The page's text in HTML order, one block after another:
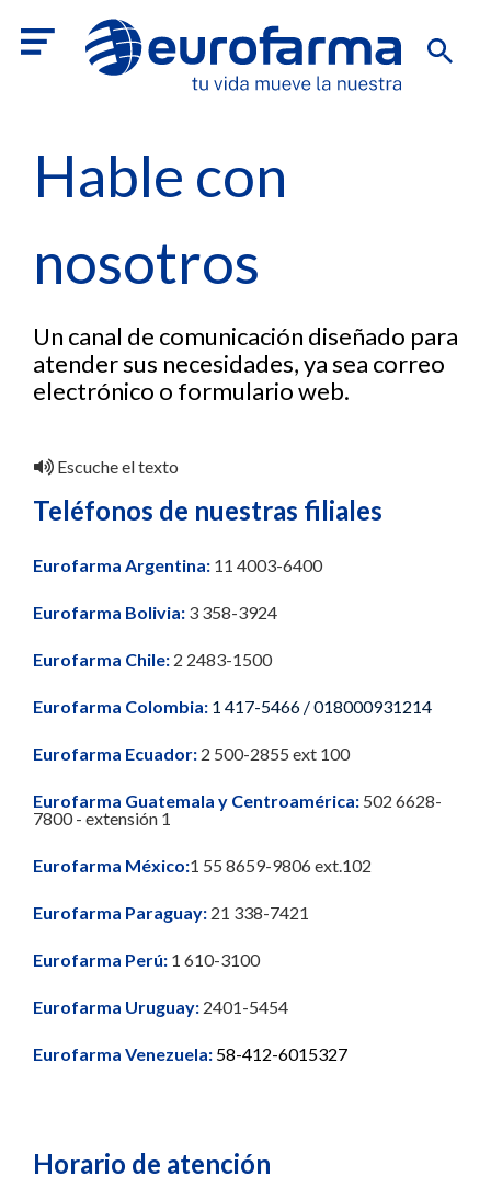
Hable con
nosotros
Un canal de comunicación diseñado para
atender sus necesidades, ya sea correo
electrónico o formulario web.
Escuche el texto
Teléfonos de nuestras filiales
Eurofarma Argentina: 11 4003-6400
Eurofarma Bolivia: 3 358-3924
Eurofarma Chile: 2 2483-1500
Eurofarma Colombia: 1 417-5466 / 018000931214
Eurofarma Ecuador: 2 500-2855 ext 100
Eurofarma Guatemala y Centroamérica: 502 6628-
7800 - extensión 1
Eurofarma México:1 55 8659-9806 ext.102
Eurofarma Paraguay: 21 338-7421
Eurofarma Perú: 1 610-3100
Eurofarma Uruguay: 2401-5454
Eurofarma Venezuela: 58-412-6015327
Horario de atención